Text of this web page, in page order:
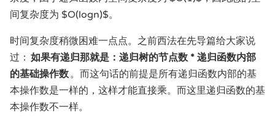
间复杂度为 $O(logn)$。
时间复杂度稍微困难一点点。之前西法在先导篇给大家说
过： 如果有递归那就是：递归树的节点数 * 递归函数内部
的基础操作数。而这句话的前提是所有递归函数内部的基
本操作数是一样的，这样才能直接乘。而这里递归函数的基
本操作数不一样。